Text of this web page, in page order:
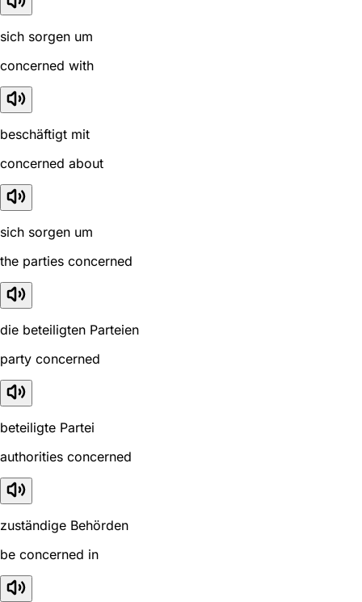
sich sorgen um
concerned with
beschäftigt mit
concerned about
sich sorgen um
the parties concerned
die beteiligten Parteien
party concerned
beteiligte Partei
authorities concerned
zuständige Behörden
be concerned in